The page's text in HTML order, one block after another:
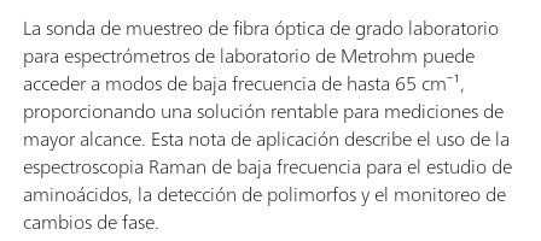
La sonda de muestreo de fibra óptica de grado laboratorio
para espectrómetros de laboratorio de Metrohm puede
acceder a modos de baja frecuencia de hasta 65 cm⁻¹,
proporcionando una solución rentable para mediciones de
mayor alcance. Esta nota de aplicación describe el uso de la
espectroscopia Raman de baja frecuencia para el estudio de
aminoácidos, la detección de polimorfos y el monitoreo de
cambios de fase.